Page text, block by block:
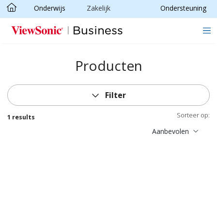
Ga naar hoofdinhoud
Onderwijs Zakelijk Ondersteuning
Producten
Filter
1 results Sorteer op:
Aanbevolen